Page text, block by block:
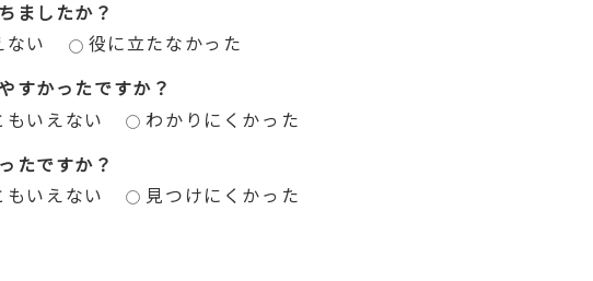
ましたか？
ない
役に立たなかった
すかったですか？
もいえない
わかりにくかった
たですか？
もいえない 見つけにくかった